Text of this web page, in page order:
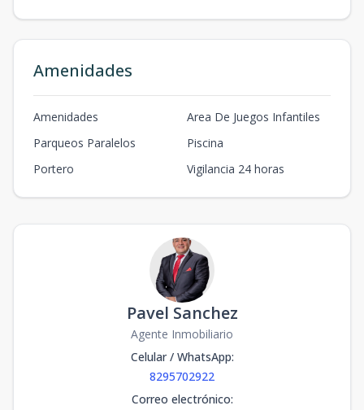
Amenidades
Amenidades
Area De Juegos Infantiles
Parqueos Paralelos
Piscina
Portero
Vigilancia 24 horas
Pavel Sanchez
Agente Inmobiliario
Celular / WhatsApp:
8295702922
Correo electrónico: